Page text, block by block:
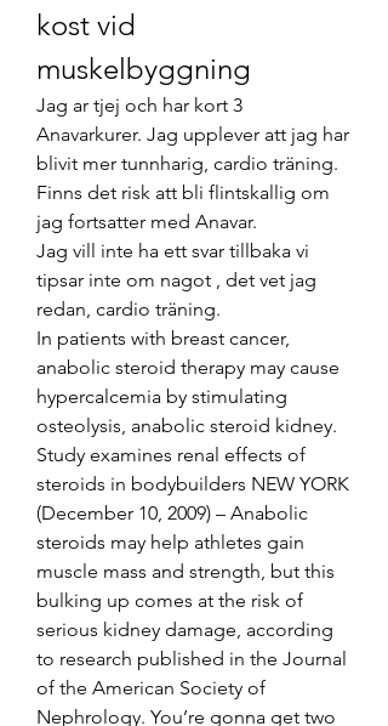
kost vid
muskelbyggning
Jag ar tjej och har kort 3
Anavarkurer. Jag upplever att jag har
blivit mer tunnharig, cardio träning.
Finns det risk att bli flintskallig om
jag fortsatter med Anavar.
Jag vill inte ha ett svar tillbaka vi
tipsar inte om nagot , det vet jag
redan, cardio träning.
In patients with breast cancer,
anabolic steroid therapy may cause
hypercalcemia by stimulating
osteolysis, anabolic steroid kidney.
Study examines renal effects of
steroids in bodybuilders NEW YORK
(December 10, 2009) – Anabolic
steroids may help athletes gain
muscle mass and strength, but this
bulking up comes at the risk of
serious kidney damage, according
to research published in the Journal
of the American Society of
Nephrology. You’re gonna get two